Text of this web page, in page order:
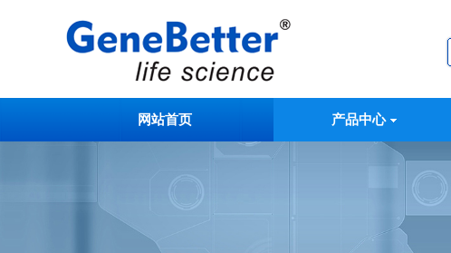
网站首页 产品中心